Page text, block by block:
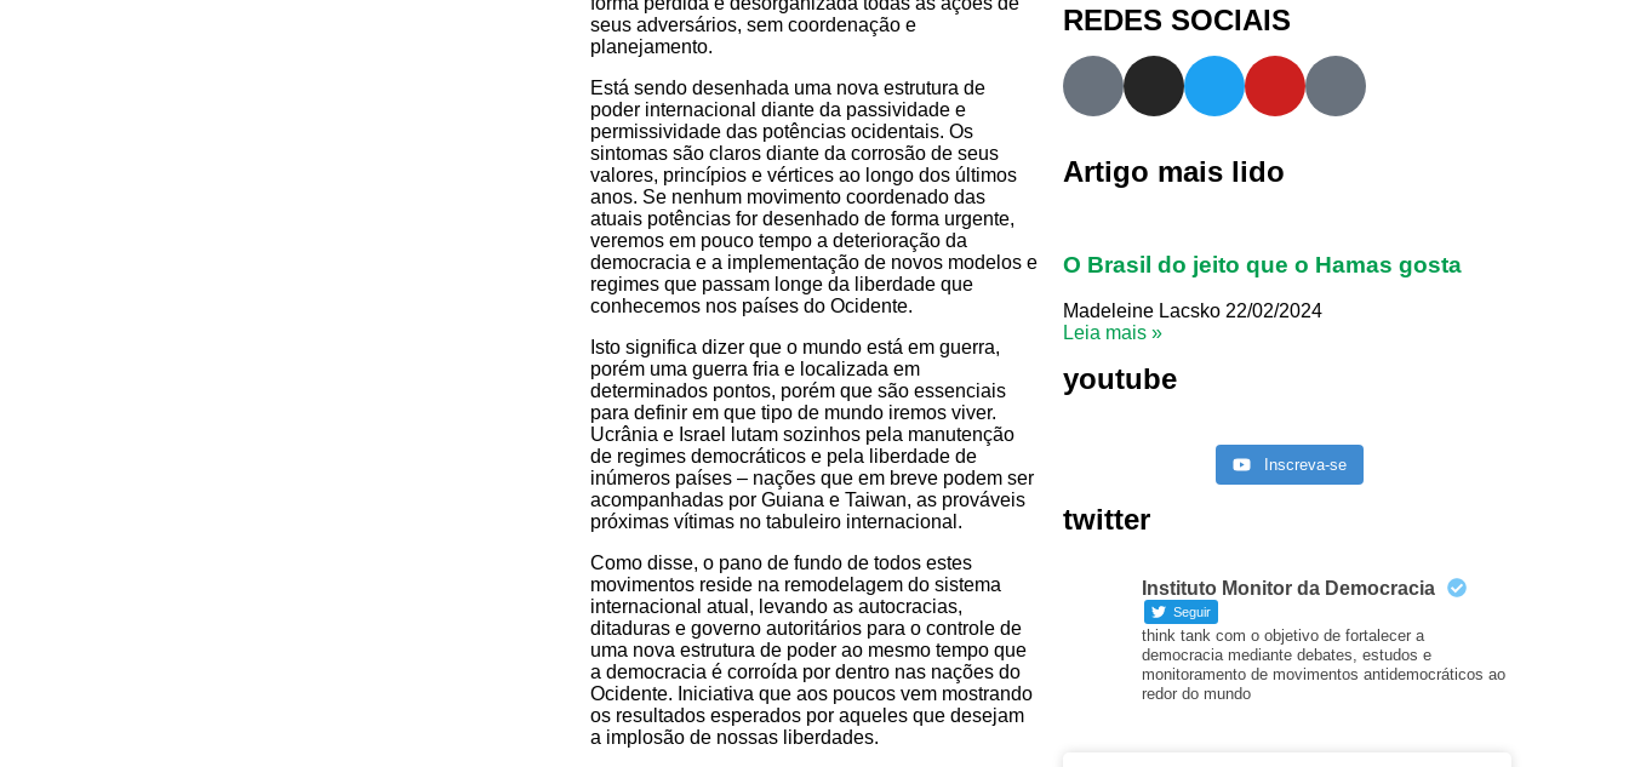
seus adversários, sem coordenação e
planejamento.
Está sendo desenhada uma nova estrutura de
poder internacional diante da passividade e
permissividade das potências ocidentais. Os
sintomas são claros diante da corrosão de seus
valores, princípios e vértices ao longo dos últimos
anos. Se nenhum movimento coordenado das
atuais potências for desenhado de forma urgente,
veremos em pouco tempo a deterioração da
democracia e a implementação de novos modelos e
regimes que passam longe da liberdade que
conhecemos nos países do Ocidente.
Isto significa dizer que o mundo está em guerra,
porém uma guerra fria e localizada em
determinados pontos, porém que são essenciais
para definir em que tipo de mundo iremos viver.
Ucrânia e Israel lutam sozinhos pela manutenção
de regimes democráticos e pela liberdade de
inúmeros países – nações que em breve podem ser
acompanhadas por Guiana e Taiwan, as prováveis
próximas vítimas no tabuleiro internacional.
Como disse, o pano de fundo de todos estes
movimentos reside na remodelagem do sistema
internacional atual, levando as autocracias,
ditaduras e governo autoritários para o controle de
uma nova estrutura de poder ao mesmo tempo que
a democracia é corroída por dentro nas nações do
Ocidente. Iniciativa que aos poucos vem mostrando
os resultados esperados por aqueles que desejam
a implosão de nossas liberdades.
REDES SOCIAIS
Artigo mais lido
O Brasil do jeito que o Hamas gosta
Madeleine Lacsko 22/02/2024
Leia mais »
youtube
Inscreva-se
twitter
Instituto Monitor da Democracia
Seguir
think tank com o objetivo de fortalecer a
democracia mediante debates, estudos e
monitoramento de movimentos antidemocráticos ao
redor do mundo